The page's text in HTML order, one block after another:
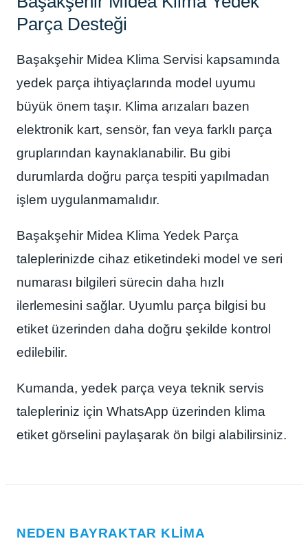
Parça Desteği
Başakşehir Midea Klima Servisi kapsamında
yedek parça ihtiyaçlarında model uyumu
büyük önem taşır. Klima arızaları bazen
elektronik kart, sensör, fan veya farklı parça
gruplarından kaynaklanabilir. Bu gibi
durumlarda doğru parça tespiti yapılmadan
işlem uygulanmamalıdır.
Başakşehir Midea Klima Yedek Parça
taleplerinizde cihaz etiketindeki model ve seri
numarası bilgileri sürecin daha hızlı
ilerlemesini sağlar. Uyumlu parça bilgisi bu
etiket üzerinden daha doğru şekilde kontrol
edilebilir.
Kumanda, yedek parça veya teknik servis
talepleriniz için WhatsApp üzerinden klima
etiket görselini paylaşarak ön bilgi alabilirsiniz.
NEDEN BAYRAKTAR KLIMA